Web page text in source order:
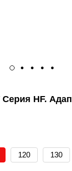
HF.
120 130